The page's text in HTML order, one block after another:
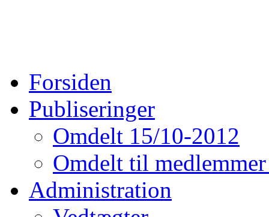
Forsiden
Publiseringer
Omdelt 15/10-2012
Omdelt til
Administration